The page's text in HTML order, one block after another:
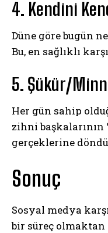
4. Kendini
Düne göre bugün
Bu, en sağlıklı
5. Şükür/
Her gün sahip
zihni
gerçeklerine
Sonuç
Sosyal medya
bir süreç olmaktan